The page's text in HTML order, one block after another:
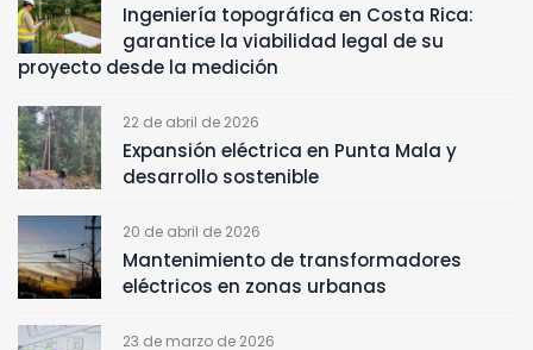
Ingeniería topográfica en Costa Rica:
garantice la viabilidad legal de su
proyecto desde la medición
22 de abril de 2026
Expansión eléctrica en Punta Mala y
desarrollo sostenible
20 de abril de 2026
Mantenimiento de transformadores
eléctricos en zonas urbanas
23 de marzo de 2026